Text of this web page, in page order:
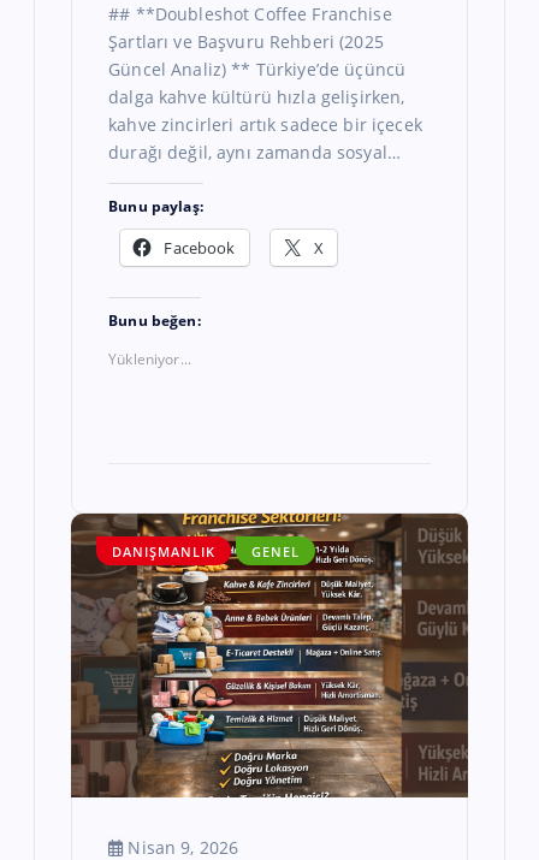
## **Doubleshot Coffee Franchise
Şartları ve Başvuru Rehberi (2025
Güncel Analiz) ** Türkiye’de üçüncü
dalga kahve kültürü hızla gelişirken,
kahve zincirleri artık sadece bir içecek
durağı değil, aynı zamanda sosyal…
Bunu paylaş:
Facebook X
Bunu beğen:
Yükleniyor...
DANIŞMANLIK GENEL
Nisan 9, 2026